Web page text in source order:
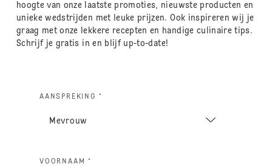
hoogte van onze laatste promoties, nieuwste producten en
unieke wedstrijden met leuke prijzen. Ook inspireren wij je
graag met onze lekkere recepten en handige culinaire tips.
Schrijf je gratis in en blijf up-to-date!
AANSPREKING *
VOORNAAM *